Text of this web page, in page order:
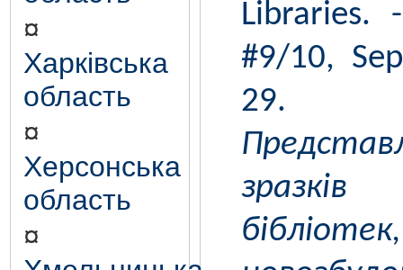
¤
Харківська
область
¤
Херсонська
область
¤
#9/10,
29.